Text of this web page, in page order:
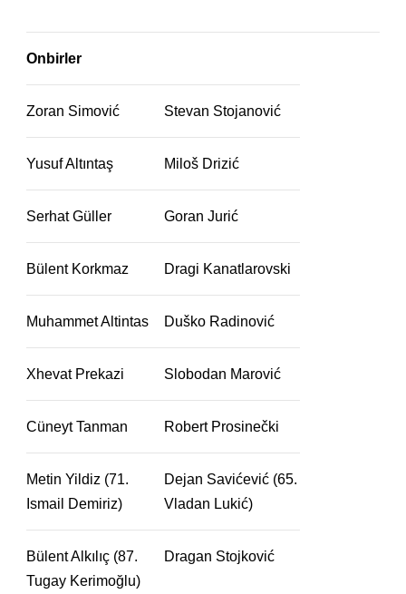
Onbirler
Zoran Simović Stevan Stojanović
Yusuf Altıntaş Miloš Drizić
Serhat Güller Goran Jurić
Bülent Korkmaz Dragi Kanatlarovski
Muhammet Altintas Duško Radinović
Xhevat Prekazi Slobodan Marović
Cüneyt Tanman Robert Prosinečki
Metin Yildiz (71.
Ismail Demiriz)
Dejan Savićević (65.
Vladan Lukić)
Bülent Alkılıç (87.
Tugay Kerimoğlu)
Dragan Stojković